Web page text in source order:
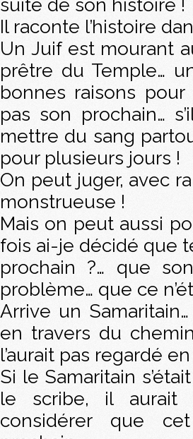
suite de son histoire !
Il raconte l’histoire
Un Juif est mourant
prêtre du Temple…
bonnes raisons
pas son prochain…
mettre du sang
pour plusieurs jours !
On peut juger, avec
monstrueuse !
Mais on peut aussi
fois ai-je décidé que
prochain ?… que
problème… que ce
Arrive un
en travers du
l’aurait pas regardé
Si le Samaritain
le scribe, il aurait
considérer que